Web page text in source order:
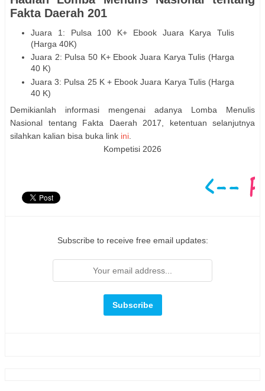
Fakta Daerah 201
Juara 1: Pulsa 100 K+ Ebook Juara Karya Tulis
(Harga 40K)
Juara 2: Pulsa 50 K+ Ebook Juara Karya Tulis (Harga
40 K)
Juara 3: Pulsa 25 K + Ebook Juara Karya Tulis (Harga
40 K)
Demikianlah informasi mengenai adanya Lomba Menulis
Nasional tentang Fakta Daerah 2017, ketentuan selanjutnya
silahkan kalian bisa buka link ini
Kompetisi 2026
Subscribe to receive free email updates: